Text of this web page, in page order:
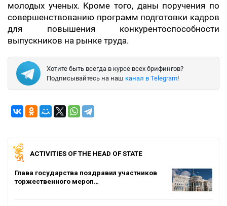
молодых ученых. Кроме того, даны поручения по
совершенствованию программ подготовки кадров
для повышения конкурентоспособности
выпускников на рынке труда.
Хотите быть всегда в курсе всех брифингов?
Подписывайтесь на наш канал в Telegram!
ACTIVITIES OF THE HEAD OF STATE
Глава государства поздравил участников
торжественного мероп…